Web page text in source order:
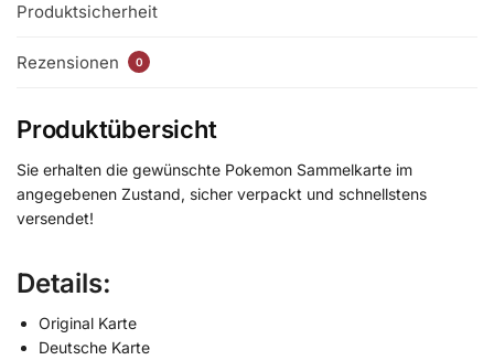
Produktsicherheit
Rezensionen 0
Produktübersicht
Sie erhalten die gewünschte Pokemon Sammelkarte im
angegebenen Zustand, sicher verpackt und schnellstens
versendet!
Details:
Original Karte
Deutsche Karte